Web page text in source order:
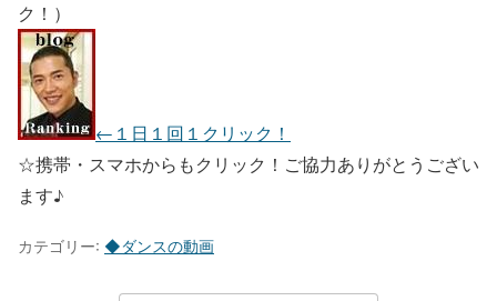
ク！）
←１日１回１クリック！
☆携帯・スマホからもクリック！ご協力ありがとうござい
ます♪
カテゴリー: ◆ダンスの動画